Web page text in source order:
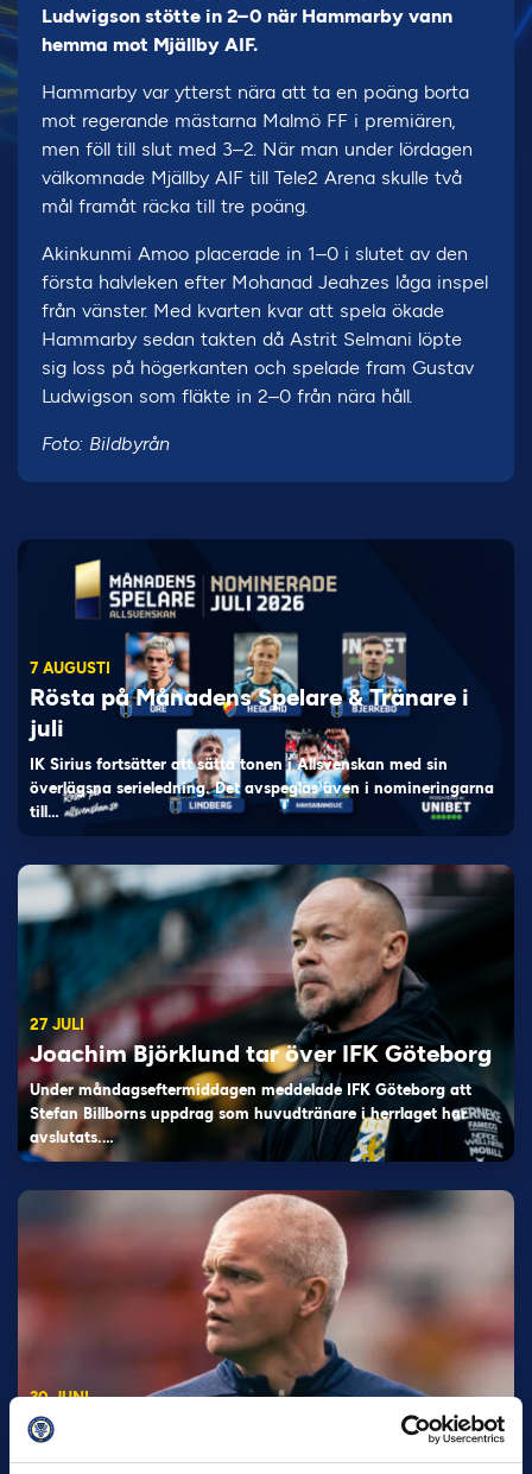
Ludwigson stötte in 2–0 när Hammarby vann
hemma mot Mjällby AIF.
Hammarby var ytterst nära att ta en poäng borta
mot regerande mästarna Malmö FF i premiären,
men föll till slut med 3–2. När man under lördagen
välkomnade Mjällby AIF till Tele2 Arena skulle två
mål framåt räcka till tre poäng.
Akinkunmi Amoo placerade in 1–0 i slutet av den
första halvleken efter Mohanad Jeahzes låga inspel
från vänster. Med kvarten kvar att spela ökade
Hammarby sedan takten då Astrit Selmani löpte
sig loss på högerkanten och spelade fram Gustav
Ludwigson som fläkte in 2–0 från nära håll.
Foto: Bildbyrån
7 AUGUSTI
Rösta på Månadens Spelare & Tränare i
juli
IK Sirius fortsätter att sätta tonen i Allsvenskan med sin
överlägsna serieledning. Det avspeglas även i nomineringarna
till…
27 JULI
Joachim Björklund tar över IFK Göteborg
Under måndagseftermiddagen meddelade IFK Göteborg att
Stefan Billborns uppdrag som huvudtränare i herrlaget har
avslutats.…
30 JUNI
Helstrup ny tränare i Malmö FF
Inleder mot…